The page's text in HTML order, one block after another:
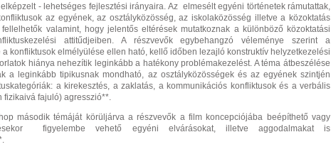
- lehetséges fejlesztési irányaira. Az elmesélt egyéni történetek rámutattak,
az egyének, az osztályközösség, az iskolaközösség illetve a közoktatás
valamint, hogy jelentős eltérések mutatkoznak a különböző közoktatási
attitűdjeiben. A részvevők egybehangzó véleménye szerint a
konfliktusok elmélyülése ellen ható, kellő időben lezajló konstruktív helyzetkezelési
hiánya nehezítik leginkább a hatékony problémakezelést. A téma átbeszélése
a leginkább tipikusnak mondható, az osztályközösségek és az egyének szintjén
a kirekesztés, a zaklatás, a kommunikációs konfliktusok és a verbális
fizikaivá fajuló) agresszió**.
második témáját körüljárva a részvevők a film koncepciójába beépíthető vagy
figyelembe vehető egyéni elvárásokat, illetve aggodalmakat is